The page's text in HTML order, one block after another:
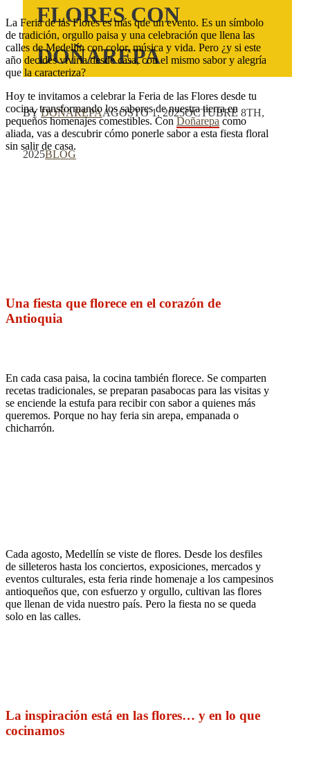
FLORES CON
DOÑAREPA
BY DOÑAREPAAGOSTO 1, 2025OCTUBRE 8TH,
2025BLOG
La Feria de las Flores es más que un evento. Es un símbolo
de tradición, orgullo paisa y una celebración que llena las
calles de Medellín con color, música y vida. Pero ¿y si este
año decides vivirla desde casa, con el mismo sabor y alegría
que la caracteriza?
Hoy te invitamos a celebrar la Feria de las Flores desde tu
cocina, transformando los sabores de nuestra tierra en
pequeños homenajes comestibles. ConDoñarepa como
aliada, vas a descubrir cómo ponerle sabor a esta fiesta floral
sin salir de casa.
Una fiesta que florece en el corazón de
Antioquia
En cada casa paisa, la cocina también florece. Se comparten
recetas tradicionales, se preparan pasabocas para las visitas y
se enciende la estufa para recibir con sabor a quienes más
queremos. Porque no hay feria sin arepa, empanada o
chicharrón.
Cada agosto, Medellín se viste de flores. Desde los desfiles
de silleteros hasta los conciertos, exposiciones, mercados y
eventos culturales, esta feria rinde homenaje a los campesinos
antioqueños que, con esfuerzo y orgullo, cultivan las flores
que llenan de vida nuestro país. Pero la fiesta no se queda
solo en las calles.
La inspiración está en las flores… y en lo que
cocinamos